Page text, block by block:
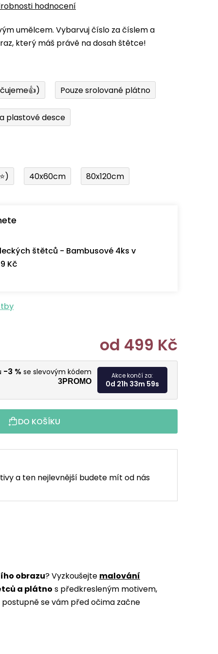
hodnocení
umělcem. Vybarvuj číslo za číslem a
který máš právě na dosah štětce!
Pouze srolované plátno
plastové desce
40x60cm 80x120cm
štětců - Bambusové 4ks v
Kč
od 499 Kč
Měrná
-3 % se slevovým kódem
3PROMO
Akce končí za:
0d 21h 33m 58s
DO KOŠÍKU
a ten nejlevnější budete mít od nás
obrazu? Vyzkoušejte malování
a plátno s předkresleným motivem,
se vám před očima začne